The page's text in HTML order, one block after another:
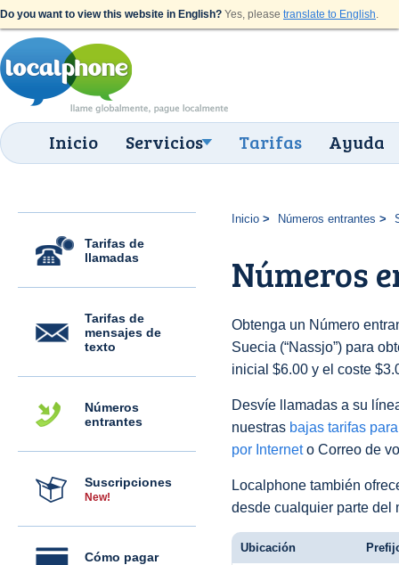
Do you want to view this website in English? Yes, please translate to English.
Inicio Servicios Tarifas Ayuda
Tarifas de
llamadas
Tarifas de
mensajes de
texto
Números
entrantes
Suscripciones
New!
Cómo pagar
Inicio Números entrantes
Números
Obtenga un Número
Suecia (“Nassjo”) para
inicial $6.00 y el coste
Desvíe llamadas a su
nuestras bajas tarifas
por Interneto Correo de
Localphone también
desde cualquier parte del
Ubicación